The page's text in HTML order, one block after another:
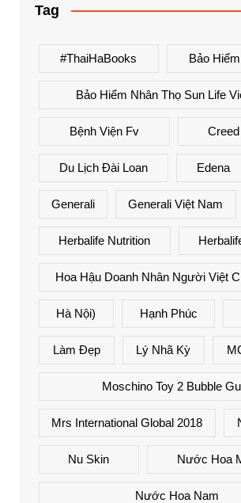
Tag
#ThaiHaBooks Bảo
Bảo Hiểm Nhân Thọ Sun Life
Bệnh Viện Fv
Du Lịch Đài Loan Edena
Generali Generali Việt Nam
Herbalife Nutrition
Hoa Hậu Doanh Nhân Người Việt
Hà Nội) Hạnh Phúc
Làm Đẹp Lý Nhã Kỳ
Moschino Toy 2 Bubble
Mrs International Global 2018
Nu Skin Nước Hoa
Nước Hoa Nam